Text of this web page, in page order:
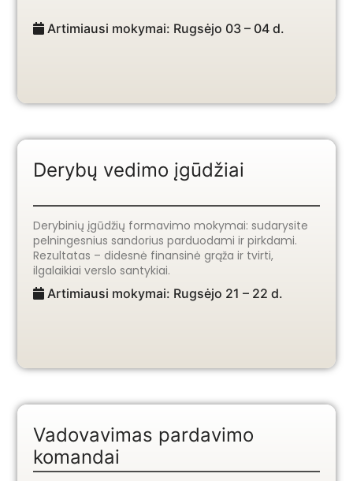
Artimiausi mokymai: Rugsėjo 03 – 04 d.
Derybų vedimo įgūdžiai
Derybinių įgūdžių formavimo mokymai: sudarysite
pelningesnius sandorius parduodami ir pirkdami.
Rezultatas – didesnė finansinė grąža ir tvirti,
ilgalaikiai verslo santykiai.
Artimiausi mokymai: Rugsėjo 21 – 22 d.
Vadovavimas pardavimo
komandai